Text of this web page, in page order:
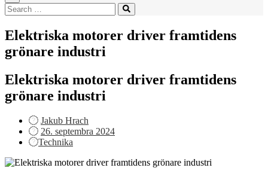
Search
for:
Search
Elektriska motorer driver framtidens
grönare industri
Elektriska motorer driver framtidens
grönare industri
Jakub Hrach
Posted
on
26. septembra 2024
Technika